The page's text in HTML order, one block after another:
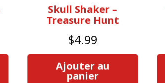
Skull Shaker –
Treasure Hunt
$4.99
Ajouter au
panier